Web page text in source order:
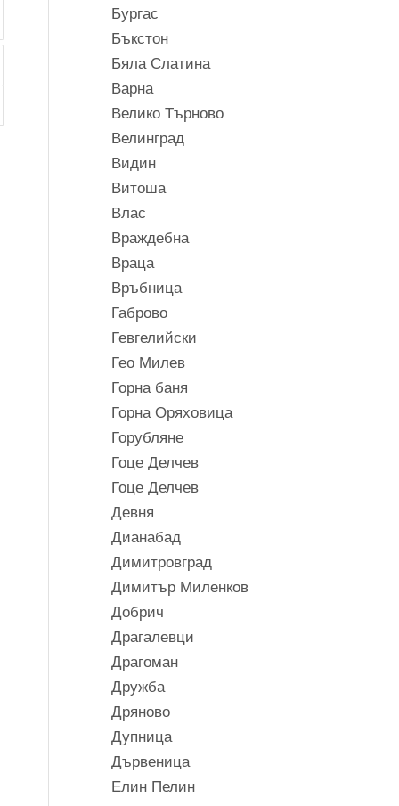
Бургас
Бъкстон
Бяла Слатина
Варна
Велико Търново
Велинград
Видин
Витоша
Влас
Враждебна
Враца
Връбница
Габрово
Гевгелийски
Гео Милев
Горна баня
Горна Оряховица
Горубляне
Гоце Делчев
Гоце Делчев
Девня
Дианабад
Димитровград
Димитър Миленков
Добрич
Драгалевци
Драгоман
Дружба
Дряново
Дупница
Дървеница
Елин Пелин